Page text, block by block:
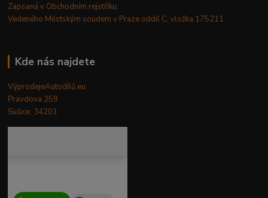
Zapsaná v Obchodním rejstříku.
Vedeného Městským soudem v Praze oddíl C, vložka 175211
Kde nás najdete
VýprodejeAutodílů.eu
Pravdova 259
Sušice, 34201